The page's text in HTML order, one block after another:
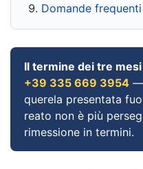
Domande frequenti
Il termine dei tre
+39 335 669 3954 —
querela presentata
reato non è più
rimessione in termini.